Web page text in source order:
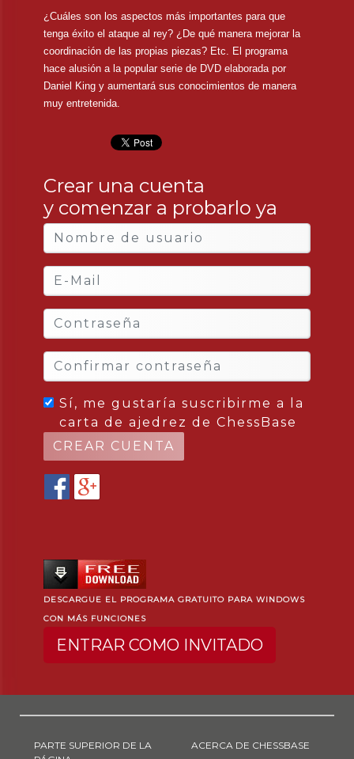
¿Cuáles son los aspectos más importantes para que
tenga éxito el ataque al rey? ¿De qué manera mejorar la
coordinación de las propias piezas? Etc. El programa
hace alusión a la popular serie de DVD elaborada por
Daniel King y aumentará sus conocimientos de manera
muy entretenida.
Crear una cuenta
y comenzar a probarlo ya
Sí, me gustaría suscribirme a la
carta de ajedrez de ChessBase
DESCARGUE EL PROGRAMA GRATUITO PARA WINDOWS
CON MÁS FUNCIONES
ENTRAR COMO INVITADO
PARTE SUPERIOR DE LA
ACERCA DE CHESSBASE